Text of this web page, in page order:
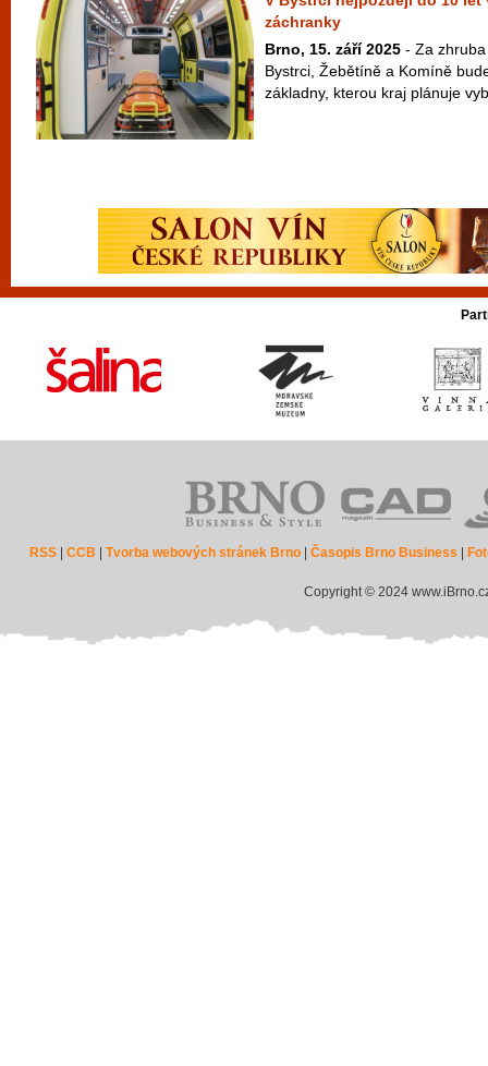
záchranky
Brno, 15. září 2025 - Za
Bystrci, Žebětíně a Komíně
základny, kterou kraj plánuje
RSS |CCB |Tvorba webových stránek Brno |Časopis Brno Business
Copyright © 2024